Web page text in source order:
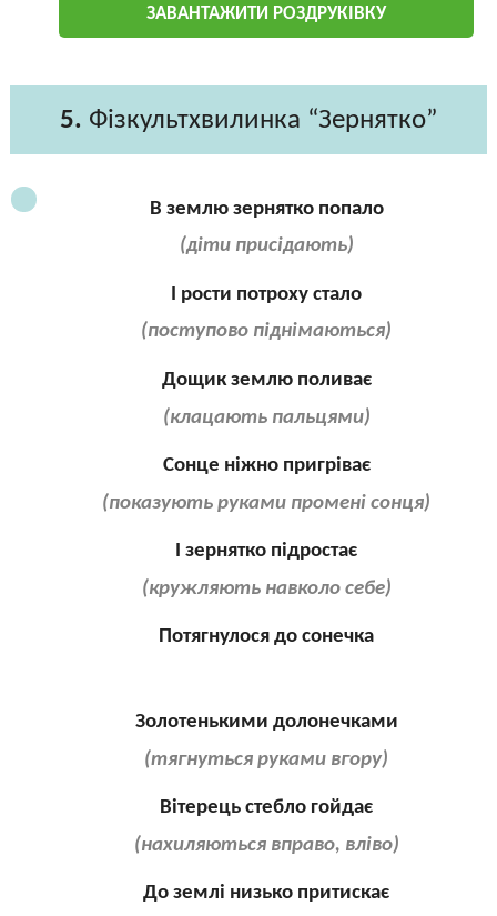
ЗАВАНТАЖИТИ РОЗДРУКІВКУ
5. Фізкультхвилинка “Зернятко”
В землю зернятко попало
(діти присідають)
І рости потроху стало
(поступово піднімаються)
Дощик землю поливає
(клацають пальцями)
Сонце ніжно пригріває
(показують руками промені сонця)
І зернятко підростає
(кружляють навколо себе)
Потягнулося до сонечка
Золотенькими долонечками
(тягнуться руками вгору)
Вітерець стебло гойдає
(нахиляються вправо, вліво)
До землі низько притискає